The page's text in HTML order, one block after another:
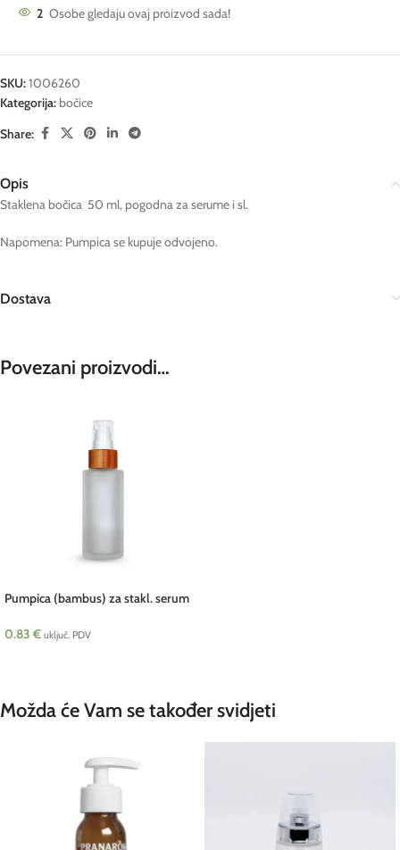
2 Osobe gledaju ovaj proizvod sada!
SKU:1006260
Kategorija: bočice
Share:
Opis
Staklena bočica 50 ml, pogodna za serume i sl.
Napomena: Pumpica se kupuje odvojeno.
Dostava
Povezani proizvodi…
Pumpica (bambus) za stakl. serum
0.83 € uključ. PDV
Možda će Vam se također svidjeti